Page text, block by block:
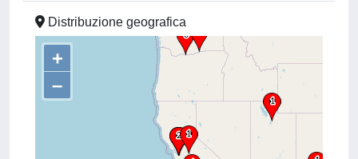
Distribuzione geografica
+
–